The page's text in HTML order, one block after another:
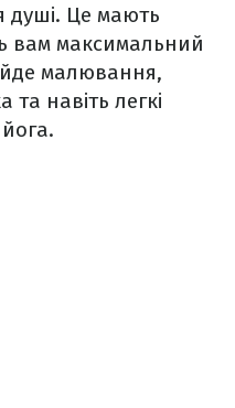
душі. Це мають
вам максимальний
малювання,
навіть легкі